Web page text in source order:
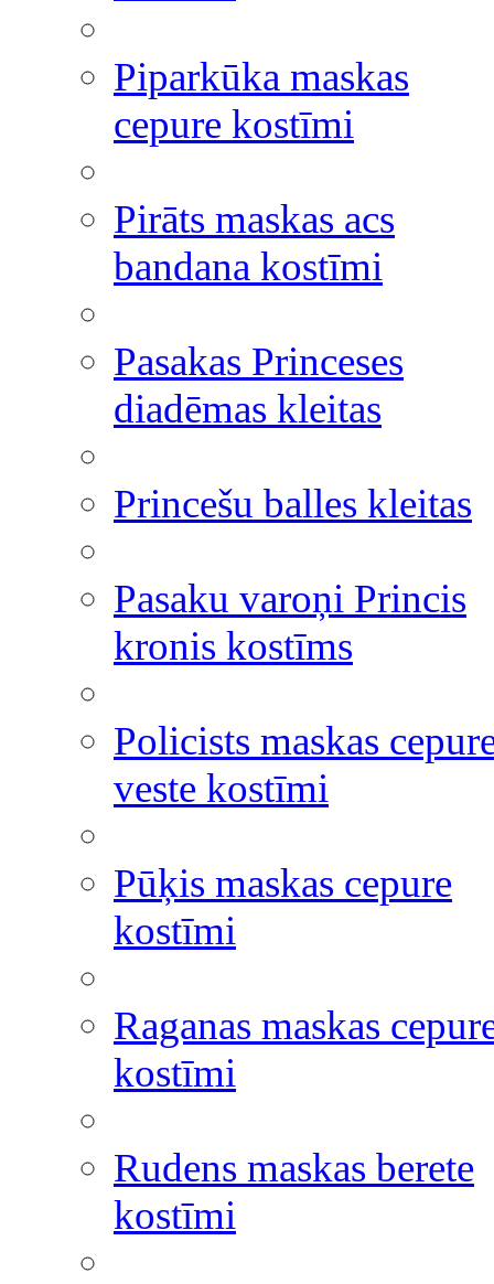
Piparkūka maskas
cepure kostīmi
Pirāts maskas acs
bandana kostīmi
Pasakas Princeses
diadēmas kleitas
Princešu balles kleitas
Pasaku varoņi Princis
kronis kostīms
Policists maskas
veste kostīmi
Pūķis maskas cepure
kostīmi
Raganas maskas
kostīmi
Rudens maskas berete
kostīmi